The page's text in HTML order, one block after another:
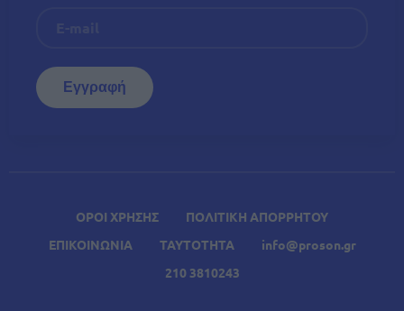
ΟΡΟΙ ΧΡΗΣΗΣ
ΠΟΛΙΤΙΚΗ ΑΠΟΡΡΗΤΟΥ
ΕΠΙΚΟΙΝΩΝΙΑ
ΤΑΥΤΟΤΗΤΑ
info@proson.gr
210 3810243